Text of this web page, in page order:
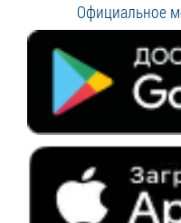
Официальное